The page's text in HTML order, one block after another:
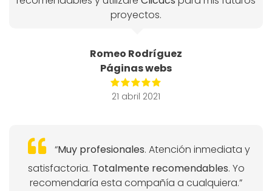
proyectos.
Romeo Rodríguez
Páginas webs
21 abril 2021
“Muy profesionales. Atención inmediata y
satisfactoria. Totalmente recomendables. Yo
recomendaría esta compañía a cualquiera.”